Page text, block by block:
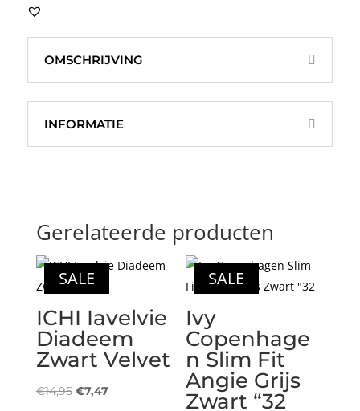
SLWTenny
Top
Hel
Blauw
aantal
OMSCHRIJVING
INFORMATIE
Gerelateerde producten
SALE
ICHI Iavelvie
Diadeem
Zwart Velvet
€14,95 Oorspronkelijke
€7,47Huidige
SALE
Ivy
Copenhage
n Slim Fit
Angie Grijs
Zwart “32